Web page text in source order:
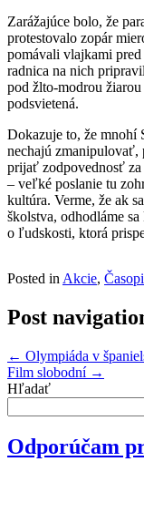
Zarážajúce bolo, že
protestovalo zopár
pomávali vlajkami
radnica na nich
pod žlto-modrou
podsvietená.
Dokazuje to, že mnohí
nechajú zmanipulovať,
prijať zodpovednosť za
– veľké poslanie tu
kultúra. Verme, že ak
školstva, odhodláme
o ľudskosti, ktorá
Posted inAkcie,
Post
← Olympiáda v
Film slobodní →
Hľadať
Odporúčam